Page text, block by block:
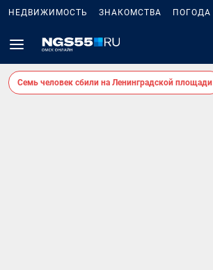
НЕДВИЖИМОСТЬ ЗНАКОМСТВА ПОГОДА
Семь человек сбили на Ленинградской площади